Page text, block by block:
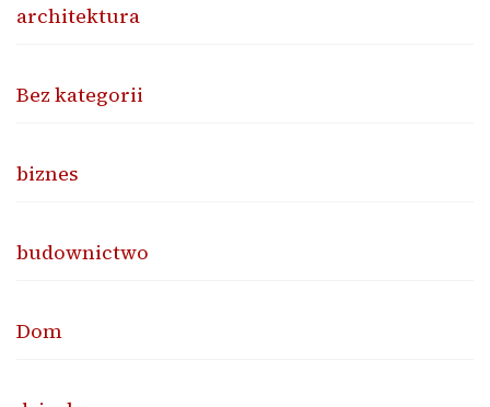
architektura
Bez kategorii
biznes
budownictwo
Dom